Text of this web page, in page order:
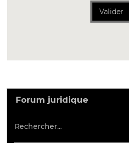
Valider
Forum juridique